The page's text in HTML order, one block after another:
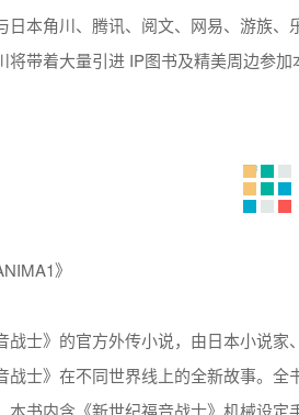
日本角川、腾讯、阅文、网易、游族
带着大量引进 IP图书及精美周边参加
》
战士》的官方外传小说，由日本小说
战士》在不同世界线上的全新故事。
本书内含《新世纪福音战士》机械设